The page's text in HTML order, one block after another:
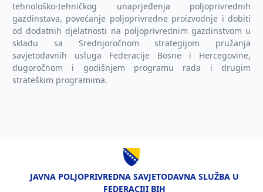
tehnološko-tehničkog unaprjeđenja poljoprivrednih
gazdinstava, povećanje poljoprivredne proizvodnje i dobiti
od dodatnih djelatnosti na poljoprivrednim gazdinstvom u
skladu sa Srednjoročnom strategijom pružanja
savjetodavnih usluga Federacije Bosne i Hercegovine,
dugoročnom i godišnjem programu rada i drugim
strateškim programima.
JAVNA POLJOPRIVREDNA SAVJETODAVNA SLUŽBA U
FEDERACIJI BIH